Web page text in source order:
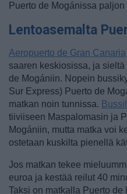
Puerto de Mogánissa
Lentoasemalta
Aeropuerto de Gran Canaria
saaren keskiosissa, ja
de Mogániin. Nopein
Sur Express) Puerto de
matkan noin tunnissa.
tiiviiseen Maspalomasin ja
Mogániin, mutta matka voi
ostetaan kuskilta pienellä
Jos matkan tekee
euroa ja kestää reilut 40
Taksi on matkalla Puerto